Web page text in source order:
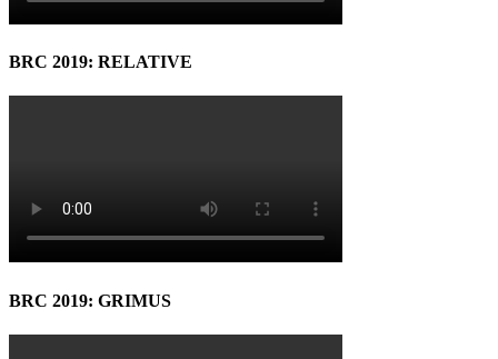
BRC 2019: RELATIVE
BRC 2019: GRIMUS